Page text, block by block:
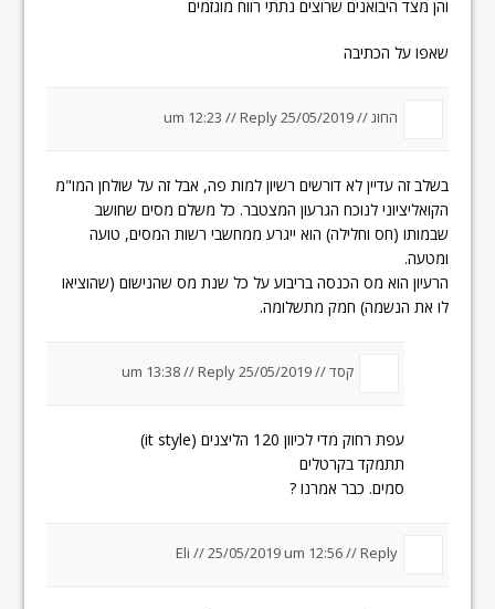
והן מצד היבואנים שרוצים נתתי רווח מוגזמים
שאפו על הכתיבה
החוג //25/05/2019 um 12:23
//Reply
בשלב זה עדיין לא דורשים רשיון למות פה, אבל זה על שולחן המו"מ
הקואליציוני לנוכח הגרעון המצטבר. כל משלם מסים שחושב
שבמותו (חס וחלילה) הוא ייגרע ממחשבי רשות המסים, טועה
ומטעה.
הרעיון הוא מס הכנסה בריבוע על כל שנת מס שהנישום (שהוציאו
לו את הנשמה) חמק מתשלומה.
קסד //25/05/2019 um 13:38
//Reply
עפת רחוק מדי לכיוון 120 הליצנים (it style)
תתמקד בקרטלים
סמים. כבר אמרנו ?
Eli //25/05/2019 um 12:56//Reply